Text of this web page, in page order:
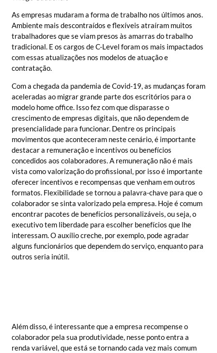
As empresas mudaram a forma de trabalho nos últimos anos.
Ambiente mais descontraídos e flexíveis atraíram muitos
trabalhadores que se viam presos às amarras do trabalho
tradicional. E os cargos de C-Level foram os mais impactados
com essas atualizações nos modelos de atuação e
contratação.
Com a chegada da pandemia de Covid-19, as mudanças foram
aceleradas ao migrar grande parte dos escritórios para o
modelo home office. Isso fez com que disparasse o
crescimento de empresas digitais, que não dependem de
presencialidade para funcionar. Dentre os principais
movimentos que aconteceram neste cenário, é importante
destacar a remuneração e incentivos ou benefícios
concedidos aos colaboradores. A remuneração não é mais
vista como valorização do profissional, por isso é importante
oferecer incentivos e recompensas que venham em outros
formatos. Flexibilidade se tornou a palavra-chave para que o
colaborador se sinta valorizado pela empresa. Hoje é comum
encontrar pacotes de benefícios personalizáveis, ou seja, o
executivo tem liberdade para escolher benefícios que lhe
interessam. O auxílio creche, por exemplo, pode agradar
alguns funcionários que dependem do serviço, enquanto para
outros seria inútil.
Além disso, é interessante que a empresa recompense o
colaborador pela sua produtividade, nesse ponto entra a
renda variável, que está se tornando cada vez mais comum